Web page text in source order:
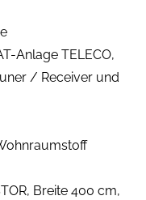
Anlage TELECO,
/ Receiver und
Breite 400 cm,